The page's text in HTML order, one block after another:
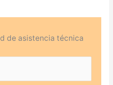
de asistencia técnica